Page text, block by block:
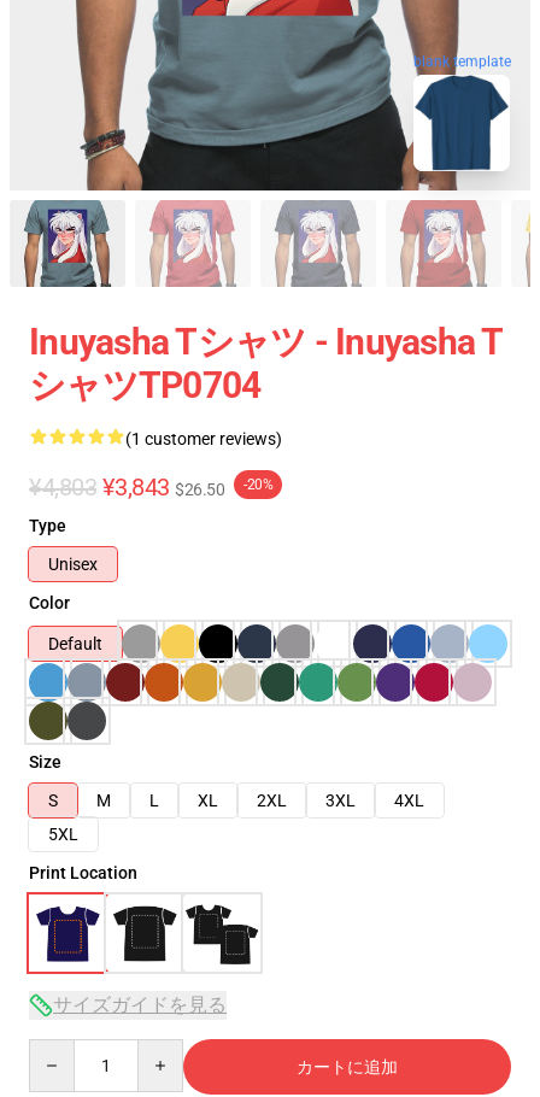
blank template
Inuyasha Tシャツ - Inuyasha T
シャツTP0704
(1 customer reviews)
¥4,803 ¥3,843 $26.50 -20%
Type
Unisex
Color
Default
Size
S
M L XL 2XL 3XL
4XL
5XL
Print Location
サイズガイドを見る
カートに追加